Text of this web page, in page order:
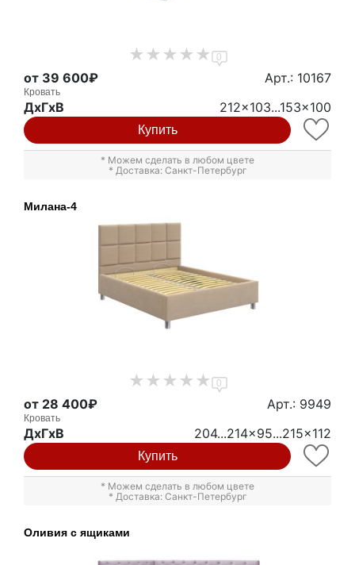
0
от 39 600₽ Арт.: 10167
Кровать
ДxГxВ 212x103...153x100
Купить
* Можем сделать в любом цвете
* Доставка: Санкт-Петербург
Милана-4
0
от 28 400₽ Арт.: 9949
Кровать
ДxГxВ 204...214x95...215x112
Купить
* Можем сделать в любом цвете
* Доставка: Санкт-Петербург
Оливия с ящиками